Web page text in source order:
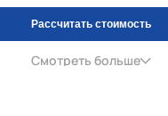
Рассчитать стоимость
Смотреть больше